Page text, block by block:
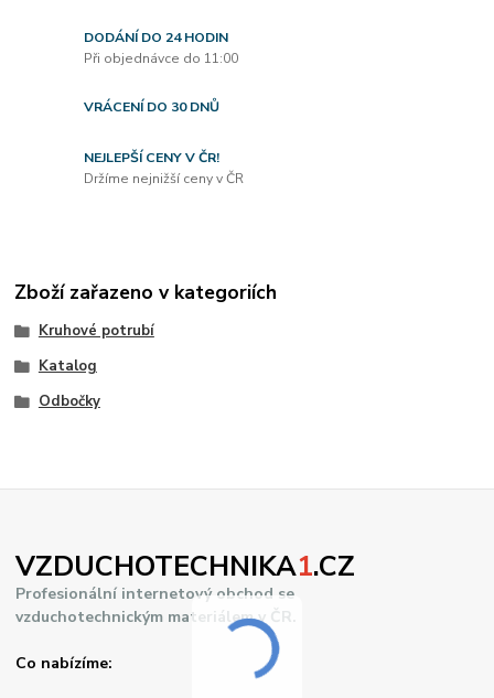
DODÁNÍ DO 24 HODIN
Při objednávce do 11:00
VRÁCENÍ DO 30 DNŮ
NEJLEPŠÍ CENY V ČR!
Držíme nejnižší ceny v ČR
Zboží zařazeno v kategoriích
Kruhové potrubí
Katalog
Odbočky
VZDUCHOTECHNIKA1.CZ
Profesionální internetový obchod se
vzduchotechnickým materiálem v ČR.
Co nabízíme: